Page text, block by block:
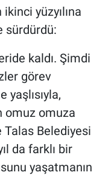
yüzyılına
sürdürdü:
kaldı. Şimdi
görev
yaşlısıyla,
omuz omuza
Belediyesi
da farklı bir
yaşatmanın